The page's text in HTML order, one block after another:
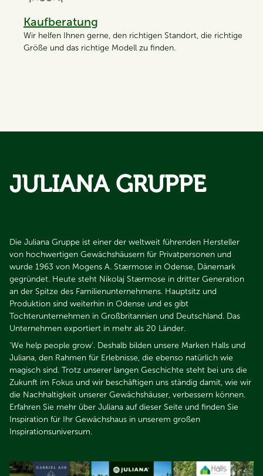
Kaufberatung
Wir helfen Ihnen gerne, den richtigen Standort, die richtige
Größe und das richtige Modell zu finden.
JULIANA GRUPPE
Die Juliana Gruppe ist einer der weltweit führenden Hersteller
von hochwertigen Gewächshäusern für Privatpersonen und
wurde 1963 von Mogens A. Stærmose in Odense, Dänemark
gegründet. Heute steht Nikolaj Stærmose in dritter Generation
an der Spitze des Familienunternehmens. Hauptsitz und
Produktion sind weiterhin in Odense und es gibt
Tochterunternehmen in Großbritannien und Deutschland. Das
Unternehmen exportiert in mehr als 20 Länder.​​​​​​​
‘We help people grow‘. Deshalb bilden unsere Marken Halls und
Juliana, den Rahmen für Erlebnisse, die ebenso natürlich wie
magisch sind. Trotz unserer langen Geschichte steht bei uns die
Zukunft im Fokus und wir beschäftigen uns ständig damit, wie wir
die Nachhaltigkeit unserer Gewächshäuser, verbessern können.
Erfahren Sie mehr über Juliana auf dieser Seite und finden Sie
Inspiration für Ihr Gewächshaus in unserem großen
Inspirationsuniversum.